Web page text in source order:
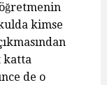
kimse
katta
de o